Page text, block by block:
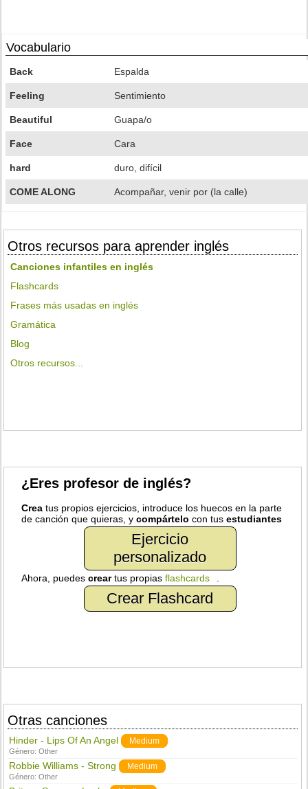
Vocabulario
Back Espalda
Feeling Sentimiento
Beautiful Guapa/o
Face Cara
hard duro, difícil
COME ALONG Acompañar, venir por (la calle)
Otros recursos para aprender inglés
Canciones infantiles en inglés
Flashcards
Frases más usadas en inglés
Gramática
Blog
Otros recursos...
¿Eres profesor de inglés?
Crea tus propios ejercicios, introduce los huecos en la parte
de canción que quieras, ycompártelo con tusestudiantes
Ejercicio
personalizado
Ahora, puedescreartus propiasflashcards
Crear Flashcard
Otras canciones
Hinder - Lips Of An Angel Medium
Género:Other
Robbie Williams - Strong Medium
Género:Other